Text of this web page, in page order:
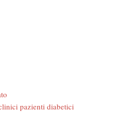
pazienti diabetici